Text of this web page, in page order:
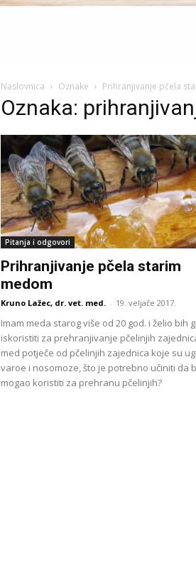
Naslovnica Oznake Prihranjivanje pčela
Oznaka:
Pitanja i odgovori
Prihranjivanje pčela starim
medom
Kruno Lažec, dr. vet. med. - 19. veljače 2017.
Imam meda starog više od 20 god. i želio bih
iskoristiti za prehranjivanje pčelinjih
med potječe od pčelinjih zajednica koje su
varoe i nosomoze, što je potrebno učiniti da
mogao koristiti za prehranu pčelinjih?